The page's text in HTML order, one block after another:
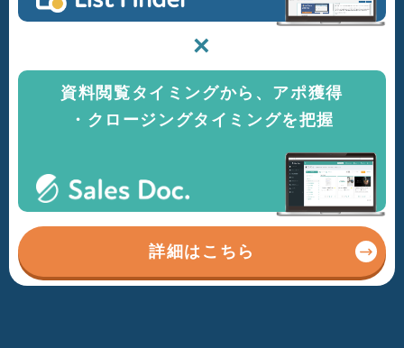
×
資料閲覧タイミングから、アポ獲得
・クロージングタイミングを把握
詳細はこちら